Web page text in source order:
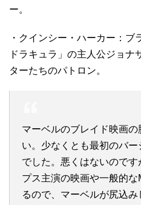
ー。
・クインシー・ハーカー：
ドラキュラ」の主人公ジョナ
ターたちのパトロン。
マーベルのブレイド映画
い。少なくとも最初のバ
でした。悪くはないので
プス主演の映画や一般的
るので、マーベルが尻込み